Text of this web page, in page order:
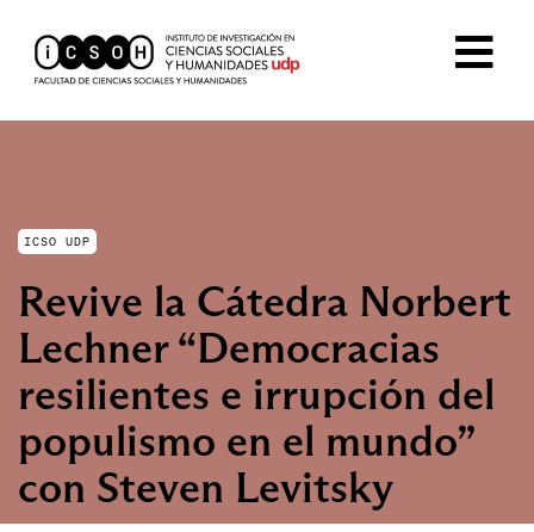
ICSO UDP
Revive la Cátedra Norbert
Lechner “Democracias
resilientes e irrupción del
populismo en el mundo”
con Steven Levitsky